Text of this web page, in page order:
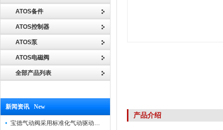
ATOS备件
ATOS控制器
ATOS泵
ATOS电磁阀
全部产品列表
新闻资讯 New
宝德气动阀采用标准化气动驱动设计，可匹配各类工业气源工况
产品介绍